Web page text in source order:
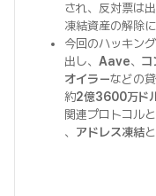
され、反対票は出
凍結資産の解除
今回のハッキン
出し、 Aave、 コ
オイラーなどの
約2億3600万ド
関連プロトコル
、 アドレス凍結と